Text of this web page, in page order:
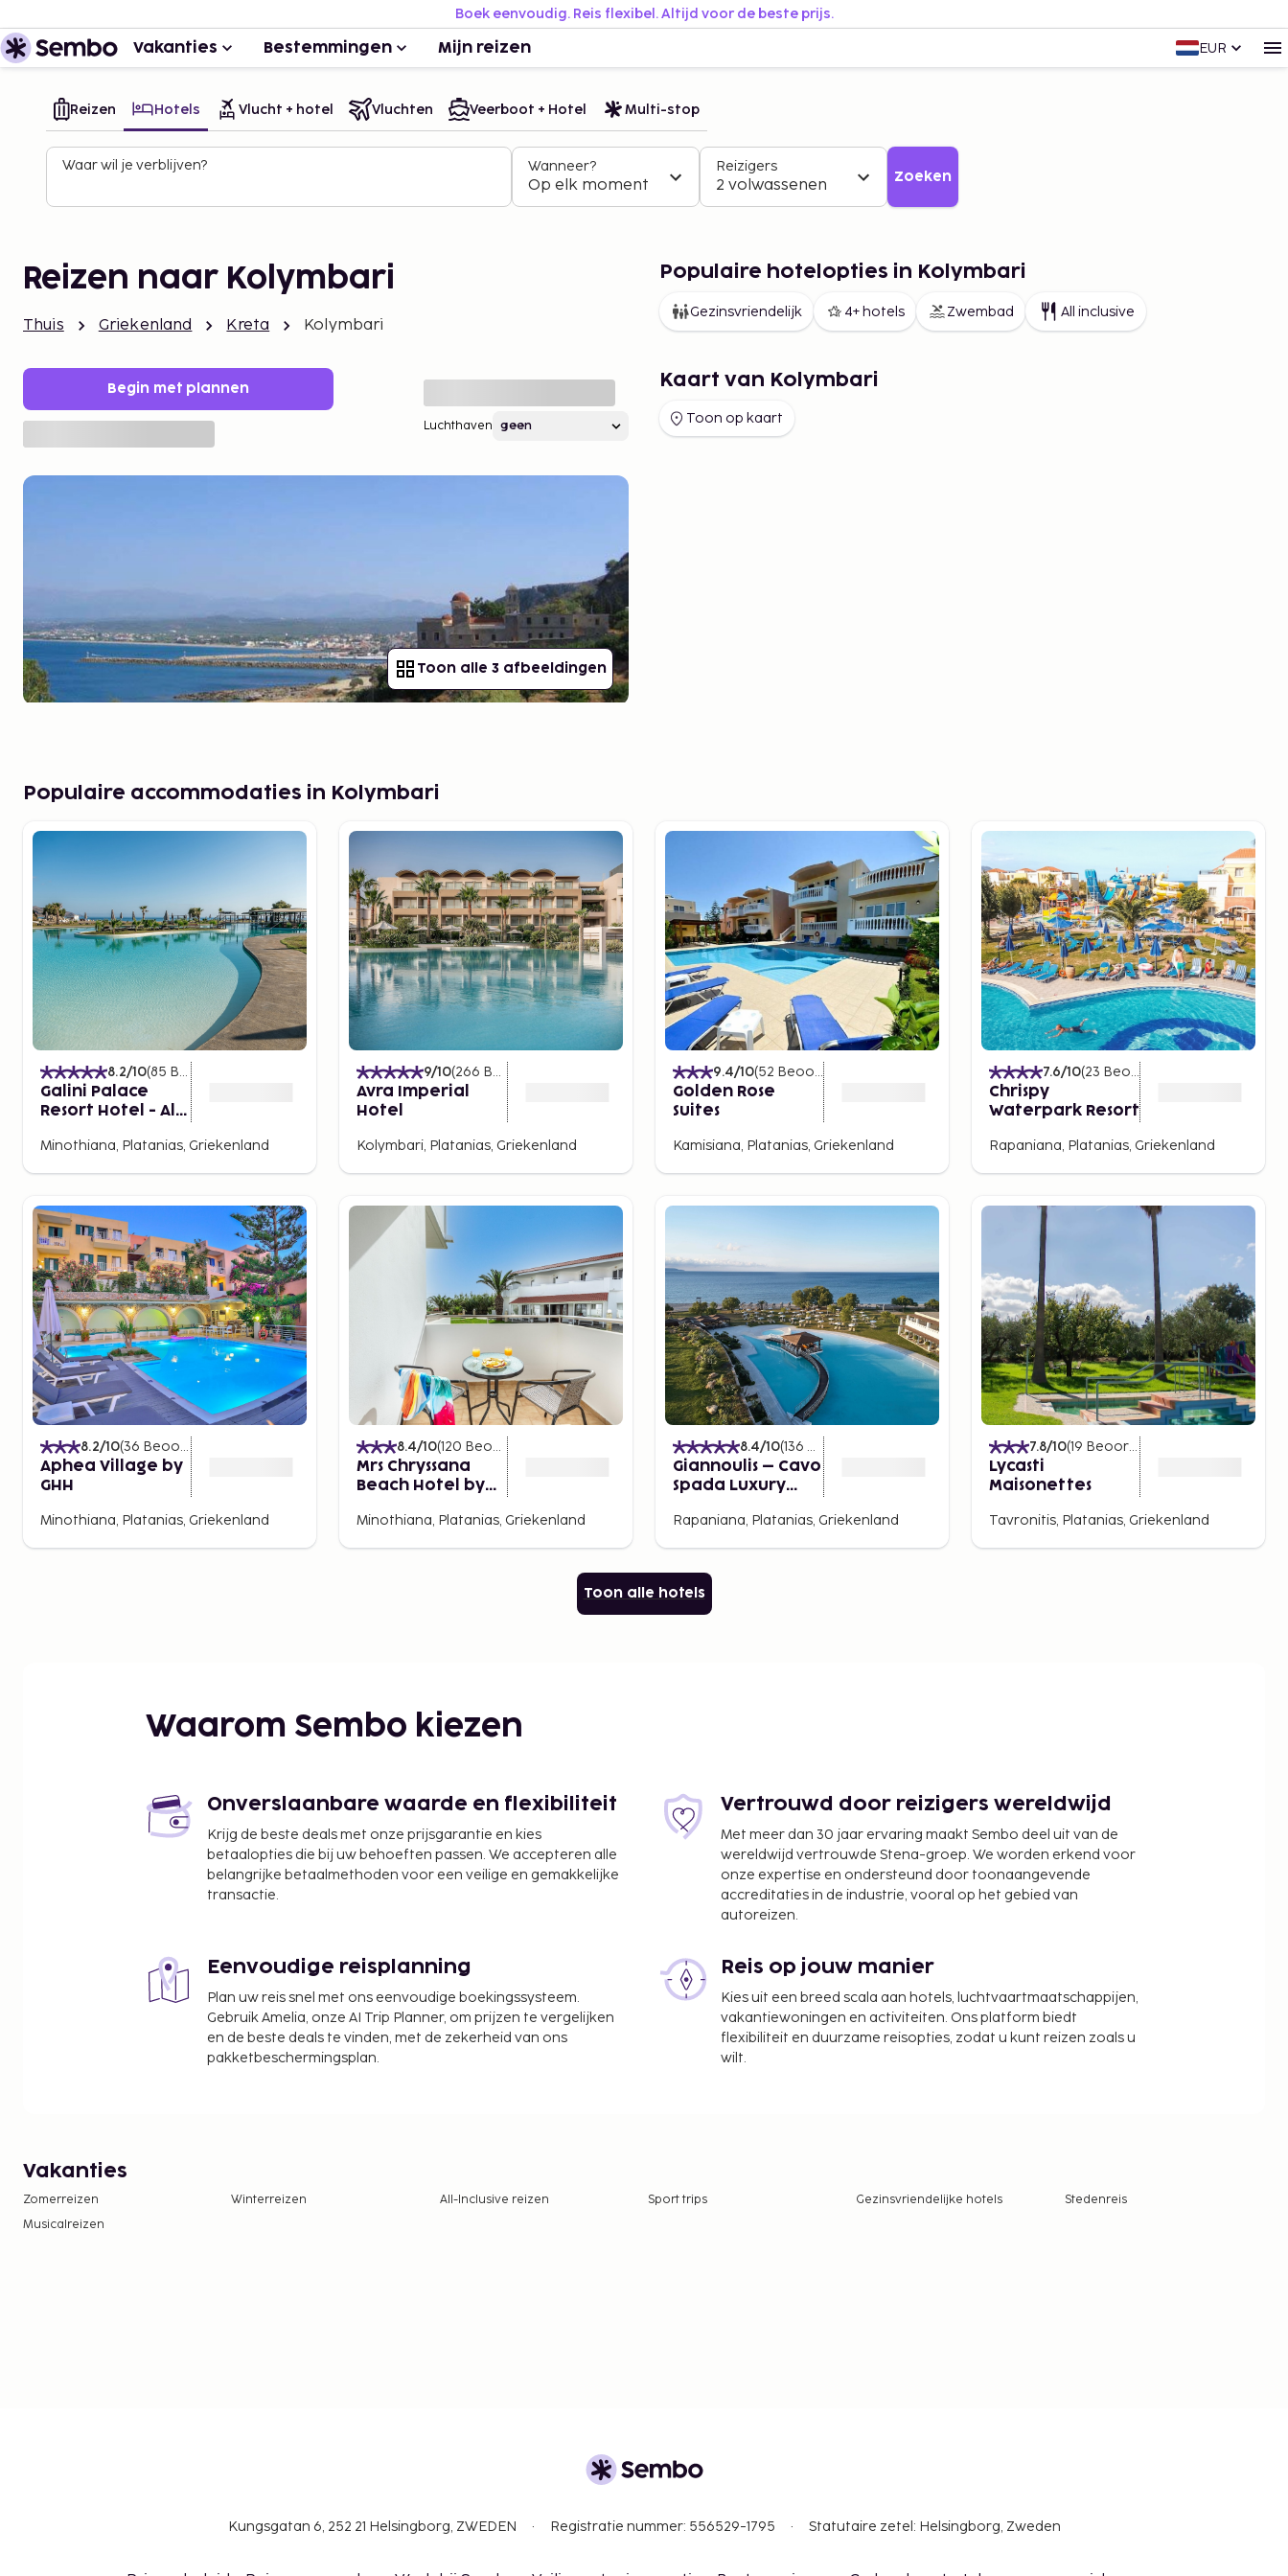
Boek eenvoudig. Reis flexibel. Altijd voor de beste prijs.
Vakanties Bestemmingen Mijn reizen EUR
Reizen Hotels Vlucht + hotel Vluchten Veerboot + Hotel Multi-stop
Waar wil je verblijven? Wanneer?
Op elk moment
Reizigers
2 volwassenen Zoeken
Reizen naar Kolymbari
Thuis Griekenland Kreta Kolymbari
Begin met plannen
Luchthaven
Toon alle 3 afbeeldingen
Populaire hotelopties in Kolymbari
Gezinsvriendelijk 4+ hotels Zwembad All inclusive
Kaart van Kolymbari
Toon op kaart
Populaire accommodaties in Kolymbari
8.2/10(85 Beoordelingen
Galini Palace
Resort Hotel - All
Minothiana, Platanias, Griekenland
9/10(266 Beoordelingen
Avra Imperial
Hotel
Kolymbari, Platanias, Griekenland
9.4/10(52 Beoordelingen
Golden Rose
Suites
Kamisiana, Platanias, Griekenland
7.6/10(23 Beoordelingen
Chrispy
Waterpark Resort
Rapaniana, Platanias, Griekenland
8.2/10(36 Beoordelingen
Aphea Village by
GHH
Minothiana, Platanias, Griekenland
8.4/10(120 Beoordelingen
Mrs Chryssana
Beach Hotel by
Minothiana, Platanias, Griekenland
8.4/10(136 Beoordelingen
Giannoulis – Cavo
Spada Luxury
Resort & Spa
Rapaniana, Platanias, Griekenland
7.8/10(19 Beoordelingen
Lycasti
Maisonettes
Tavronitis, Platanias, Griekenland
Toon alle hotels
Waarom Sembo kiezen
Onverslaanbare waarde en flexibiliteit
Krijg de beste deals met onze prijsgarantie en kies
betaalopties die bij uw behoeften passen. We accepteren alle
belangrijke betaalmethoden voor een veilige en gemakkelijke
transactie.
Vertrouwd door reizigers wereldwijd
Met meer dan 30 jaar ervaring maakt Sembo deel uit van de
wereldwijd vertrouwde Stena-groep. We worden erkend voor
onze expertise en ondersteund door toonaangevende
accreditaties in de industrie, vooral op het gebied van
autoreizen.
Eenvoudige reisplanning
Plan uw reis snel met ons eenvoudige boekingssysteem.
Gebruik Amelia, onze AI Trip Planner, om prijzen te vergelijken
en de beste deals te vinden, met de zekerheid van ons
pakketbeschermingsplan.
Reis op jouw manier
Kies uit een breed scala aan hotels, luchtvaartmaatschappijen,
vakantiewoningen en activiteiten. Ons platform biedt
flexibiliteit en duurzame reisopties, zodat u kunt reizen zoals u
wilt.
Vakanties
Zomerreizen Winterreizen All-Inclusive reizen Sport trips Gezinsvriendelijke hotels
Stedenreis
Musicalreizen
Kungsgatan 6, 252 21 Helsingborg, ZWEDEN Registratie nummer: 556529-1795 Statutaire zetel: Helsingborg, Zweden